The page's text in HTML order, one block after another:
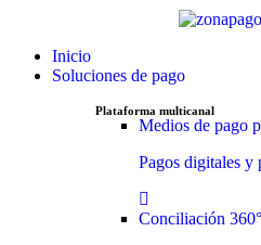
Inicio
Soluciones de pago
Plataforma multicanal
Medios de pago
Pagos digitales y
Conciliación 360°